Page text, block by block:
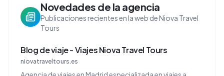
Novedades de la agencia
Publicaciones recientes en la web de Niova Travel
Tours
Blog de viaje - Viajes Niova Travel Tours
niovatraveltours.es